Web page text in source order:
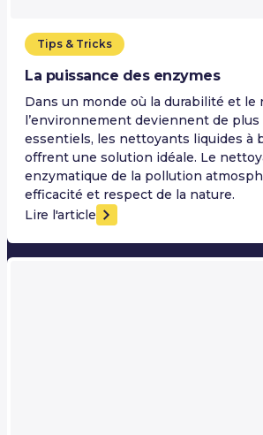
Tips & Tricks
La puissance des enzymes
Dans un monde où la durabilité et le
l’environnement deviennent de plus
essentiels, les nettoyants liquides à
offrent une solution idéale. Le
enzymatique de la pollution
efficacité et respect de la nature.
Lire l'article